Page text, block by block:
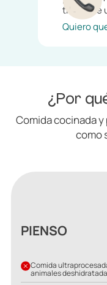
través de
Quiero
¿Por
Comida cocinada
como
PIENSO
Comida
animales